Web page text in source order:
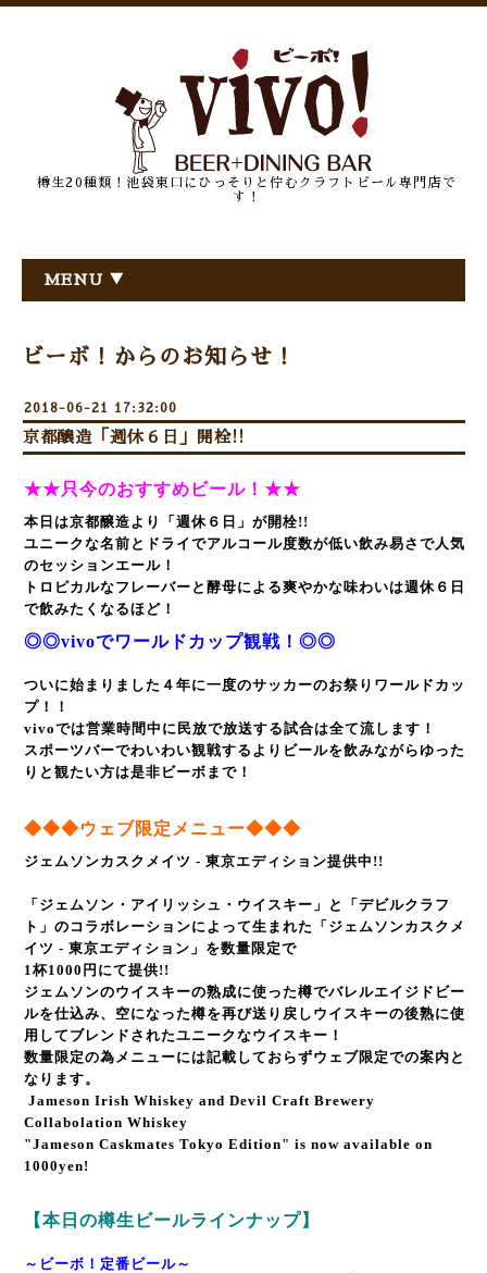
樽生20種類！池袋東口にひっそりと佇むクラフトビール専門店で
す！
MENU ▼
ビーボ！からのお知らせ！
2018-06-21 17:32:00
京都醸造「週休６日」開栓!!
★★只今のおすすめビール！★★
本日は京都醸造より「週休６日」が開栓!!
ユニークな名前とドライでアルコール度数が低い飲み易さで人気
のセッションエール！
トロピカルなフレーバーと酵母による爽やかな味わいは週休６日
で飲みたくなるほど！
◎◎vivoでワールドカップ観戦！◎◎
ついに始まりました４年に一度のサッカーのお祭りワールドカッ
プ！！
vivoでは営業時間中に民放で放送する試合は全て流します！
スポーツバーでわいわい観戦するよりビールを飲みながらゆった
りと観たい方は是非ビーボまで！
◆◆◆ウェブ限定メニュー◆◆◆
ジェムソンカスクメイツ - 東京エディション提供中!!
「ジェムソン・アイリッシュ・ウイスキー」と「デビルクラフ
ト」のコラボレーションによって生まれた「ジェムソンカスクメ
イツ ‐ 東京エディション」を数量限定で
1杯1000円にて提供!!
ジェムソンのウイスキーの熟成に使った樽でバレルエイジドビー
ルを仕込み、空になった樽を再び送り戻しウイスキーの後熟に使
用してブレンドされたユニークなウイスキー！
数量限定の為メニューには記載しておらずウェブ限定での案内と
なります。
Jameson Irish Whiskey and Devil Craft Brewery
Collabolation Whiskey
"Jameson Caskmates Tokyo Edition" is now available on
1000yen!
【本日の樽生ビールラインナップ】
～ビーボ！定番ビール～